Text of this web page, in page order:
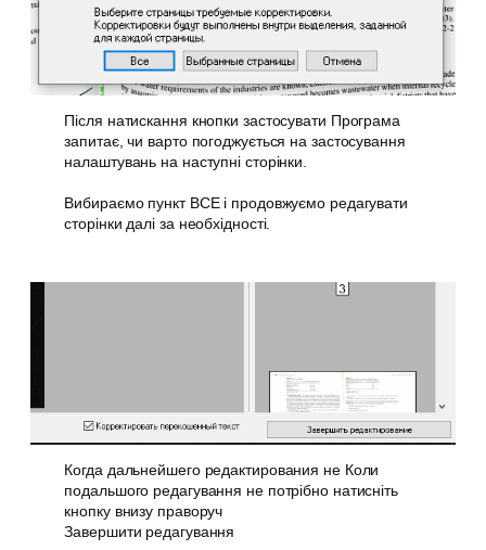
Після натискання кнопки застосувати Програма
запитає, чи варто погоджується на застосування
налаштувань на наступні сторінки.
Вибираємо пункт ВСЕ і продовжуємо редагувати
сторінки далі за необхідності.
Когда дальнейшего редактирования не Коли
подальшого редагування не потрібно натисніть
кнопку внизу праворуч
Завершити редагування